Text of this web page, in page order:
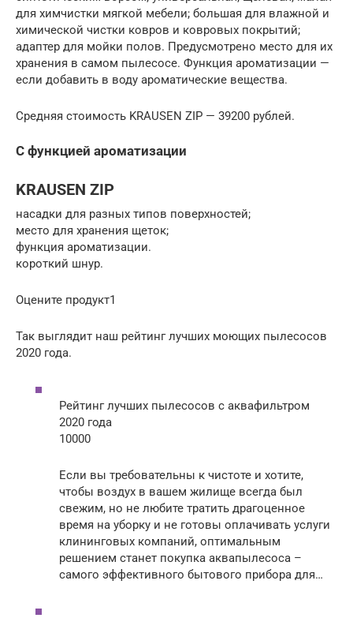
для химчистки мягкой мебели; большая для влажной и
химической чистки ковров и ковровых покрытий;
адаптер для мойки полов. Предусмотрено место для их
хранения в самом пылесосе. Функция ароматизации —
если добавить в воду ароматические вещества.
Средняя стоимость KRAUSEN ZIP — 39200 рублей.
С функцией ароматизации
KRAUSEN ZIP
насадки для разных типов поверхностей;
место для хранения щеток;
функция ароматизации.
короткий шнур.
Оцените продукт1
Так выглядит наш рейтинг лучших моющих пылесосов
2020 года.
Рейтинг лучших пылесосов с аквафильтром
2020 года
10000
Если вы требовательны к чистоте и хотите,
чтобы воздух в вашем жилище всегда был
свежим, но не любите тратить драгоценное
время на уборку и не готовы оплачивать услуги
клининговых компаний, оптимальным
решением станет покупка аквапылесоса –
самого эффективного бытового прибора для…